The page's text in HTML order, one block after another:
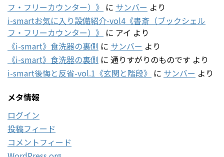
フ・フリーカウンター）》 に サンバー より
i-smartお気に入り設備紹介-vol4《書斎（ブックシェル
フ・フリーカウンター）》 に アイ より
《i-smart》食洗器の裏側 に サンバー より
《i-smart》食洗器の裏側 に 通りすがりのものです より
i-smart後悔と反省-vol.1《玄関と階段》 に サンバー より
メタ情報
ログイン
投稿フィード
コメントフィード